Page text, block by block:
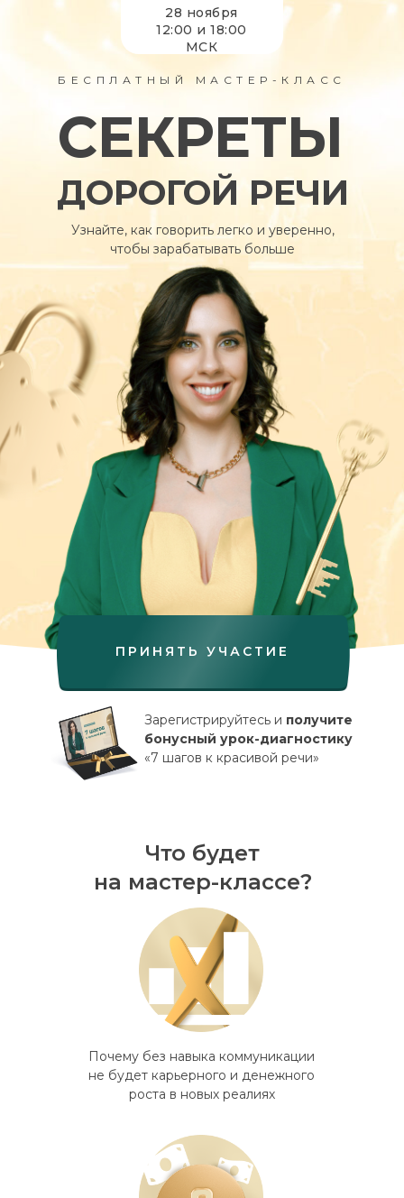
СЕКРЕТЫ
ДОРОГОЙ РЕЧИ
Узнайте, как говорить легко и уверенно,
чтобы зарабатывать больше
Зарегистрируйтесь и получите
бонусный урок-диагностику
«7 шагов к красивой речи»
28 ноября
12:00 и 18:00
МСК
БЕСПЛАТНЫЙ МАСТЕР-КЛАСС
ПРИНЯТЬ УЧАСТИЕ
Что будет
на мастер-классе?
Почему без навыка коммуникации
не будет карьерного и денежного
роста в новых реалиях